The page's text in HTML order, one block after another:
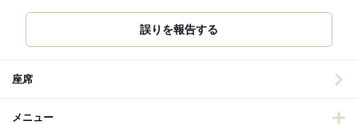
誤りを報告する
座席
メニュー